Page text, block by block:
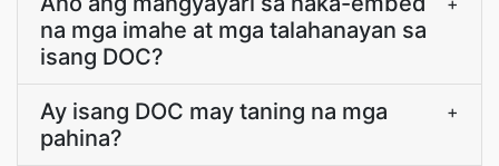
na mga imahe at mga talahanayan sa
isang DOC?
Ay isang DOC may taning na mga
pahina?
+